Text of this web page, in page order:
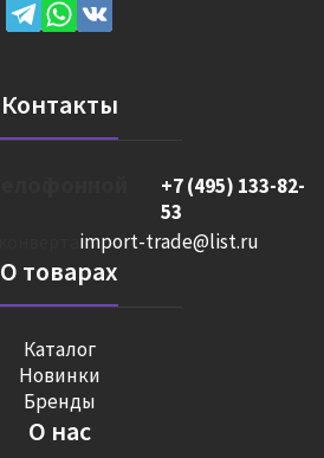
Контакты
+7 (495) 133-82-
53
import-trade@list.ru
О товарах
Каталог
Новинки
Бренды
О нас